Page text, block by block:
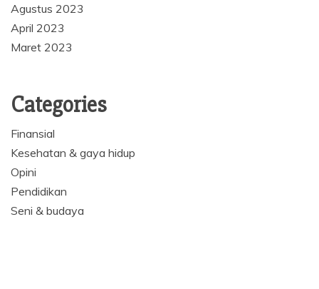
Agustus 2023
April 2023
Maret 2023
Categories
Finansial
Kesehatan & gaya hidup
Opini
Pendidikan
Seni & budaya